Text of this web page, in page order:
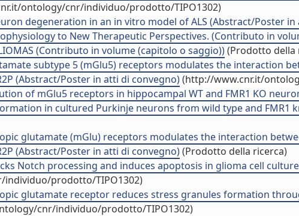
ontology/cnr/individuo/prodotto/TIPO1302)
degeneration in an in vitro model of ALS (Abstract/Poster
to New Therapeutic Perspectives. (Contributo in
(Contributo in volume (capitolo o saggio))(Prodotto della
subtype 5 (mGlu5) receptors modulates the interaction
(Abstract/Poster in atti di convegno)(http://www.cnr.it/
of mGlu5 receptors in hippocampal WT and FMR1 KO
in cultured Purkinje neurons from wild type and FMR1
glutamate (mGlu) receptors modulates the interaction
(Abstract/Poster in atti di convegno)(Prodotto della ricerca)
Notch processing and induces apoptosis in glioma cell
prodotto/TIPO1302)
glutamate receptor reduces stress granules formation
cnr/individuo/prodotto/TIPO1302)